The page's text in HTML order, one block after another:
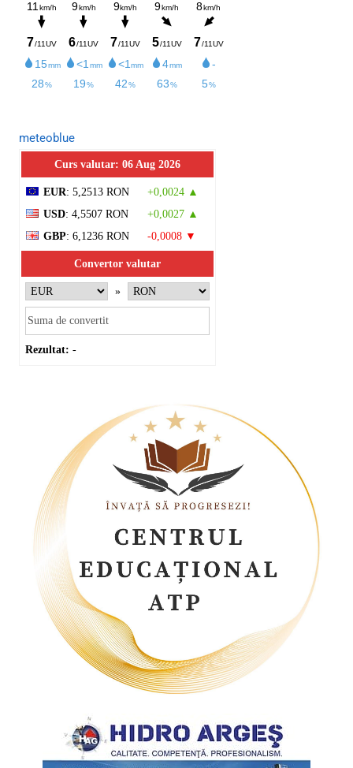
meteoblue
Curs valutar: 06 Aug 2026
EUR: 5,2513 RON
+0,0024 ▲
USD: 4,5507 RON
+0,0027 ▲
GBP: 6,1236 RON -0,0008 ▼
Convertor valutar
»
Rezultat: -